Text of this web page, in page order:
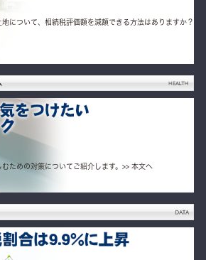
について、相続税評価額を減額できる方法はありますか？
ための対策についてご紹介します。 >> 本文へ